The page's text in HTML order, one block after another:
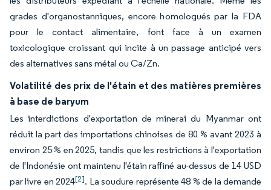
grades d'organostanniques, encore homologués par la FDA
pour le contact alimentaire, font face à un examen
toxicologique croissant qui incite à un passage anticipé vers
des alternatives sans métal ou Ca/Zn.
Volatilité des prix de l'étain et des matières premières
à base de baryum
Les interdictions d'exportation de minerai du Myanmar ont
réduit la part des importations chinoises de 80 % avant 2023 à
environ 25 % en 2025, tandis que les restrictions à l'exportation
de l'Indonésie ont maintenu l'étain raffiné au-dessus de 14 USD
par livre en 2024[2]. La soudure représente 48 % de la demande